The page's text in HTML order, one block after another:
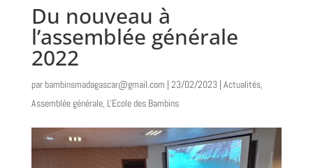
Du nouveau à
l’assemblée générale
2022
parbambinsmadagascar@gmail.com | 23/02/2023| Actualités,
Assemblée générale, L'Ecole des Bambins